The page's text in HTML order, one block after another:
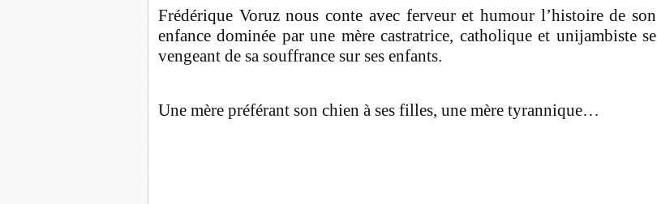
Frédérique Voruz nous conte avec ferveur et humour l’histoire de son
enfance dominée par une mère castratrice, catholique et unijambiste se
vengeant de sa souffrance sur ses enfants.
Une mère préférant son chien à ses filles, une mère tyrannique…